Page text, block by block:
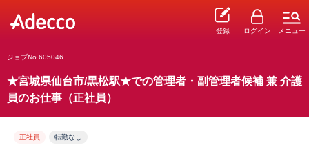
登録 ログイン メニュー
ジョブNo.605046
★宮城県仙台市/黒松駅★での管理者・副管理者候補 兼 介護
員のお仕事（正社員）
正社員 転勤なし